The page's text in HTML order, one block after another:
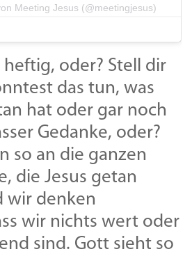
Meeting Jesus (@meetingjesus)
heftig, oder? Stell dir
das tun, was
hat oder gar noch
Gedanke, oder?
so an die ganzen
die Jesus getan
wir denken
wir nichts wert oder
sind. Gott sieht so